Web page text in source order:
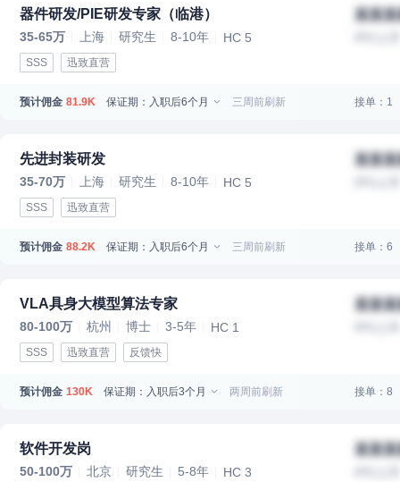
器件研发/PIE研发专家（临港）
35-65万 上海 研究生 8-10年 HC 5
SSS 迅致直营
某某
预计佣金 81.9K 保证期：入职后6个月 三周前刷新 接单：1
先进封装研发
35-70万 上海 研究生 8-10年 HC 5
SSS 迅致直营
某某
预计佣金 88.2K 保证期：入职后6个月 三周前刷新 接单：6
VLA具身大模型算法专家
80-100万 杭州 博士 3-5年 HC 1
SSS 迅致直营 反馈快
某某
预计佣金 130K 保证期：入职后3个月 两周前刷新 接单：8
软件开发岗
50-100万 北京 研究生 5-8年 HC 3
某某